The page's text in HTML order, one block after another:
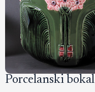
Porcelanski bokal